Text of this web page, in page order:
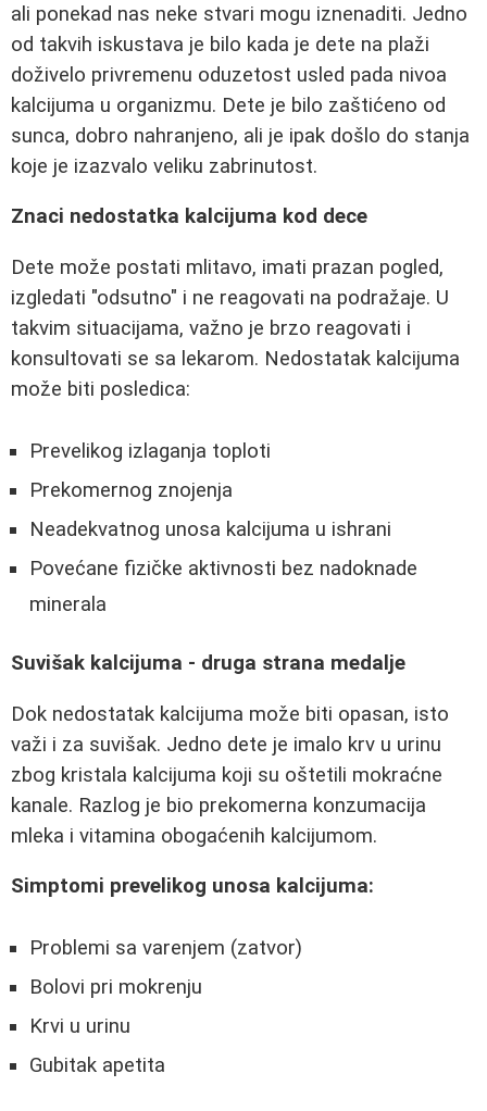
ali ponekad nas neke stvari mogu iznenaditi. Jedno
od takvih iskustava je bilo kada je dete na plaži
doživelo privremenu oduzetost usled pada nivoa
kalcijuma u organizmu. Dete je bilo zaštićeno od
sunca, dobro nahranjeno, ali je ipak došlo do stanja
koje je izazvalo veliku zabrinutost.
Znaci nedostatka kalcijuma kod dece
Dete može postati mlitavo, imati prazan pogled,
izgledati "odsutno" i ne reagovati na podražaje. U
takvim situacijama, važno je brzo reagovati i
konsultovati se sa lekarom. Nedostatak kalcijuma
može biti posledica:
Prevelikog izlaganja toploti
Prekomernog znojenja
Neadekvatnog unosa kalcijuma u ishrani
Povećane fizičke aktivnosti bez nadoknade
minerala
Suvišak kalcijuma - druga strana medalje
Dok nedostatak kalcijuma može biti opasan, isto
važi i za suvišak. Jedno dete je imalo krv u urinu
zbog kristala kalcijuma koji su oštetili mokraćne
kanale. Razlog je bio prekomerna konzumacija
mleka i vitamina obogaćenih kalcijumom.
Simptomi prevelikog unosa kalcijuma:
Problemi sa varenjem (zatvor)
Bolovi pri mokrenju
Krvi u urinu
Gubitak apetita